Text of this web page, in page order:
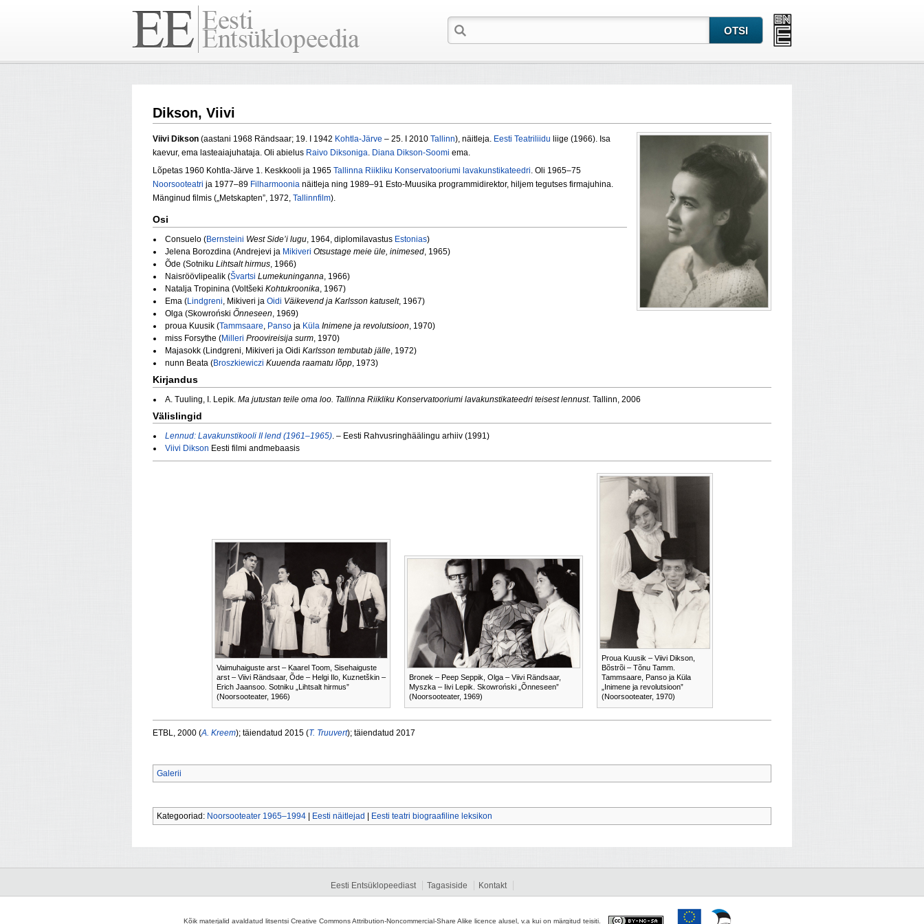
Dikson, Viivi
Viivi Dikson (aastani 1968 Rändsaar; 19. I 1942 Kohtla-Järve – 25. I 2010 Tallinn), näitleja. Eesti Teatriliidu liige (1966). Isa
kaevur, ema lasteaiajuhataja. Oli abielus Raivo Diksoniga. Diana Dikson-Soomi ema.
Lõpetas 1960 Kohtla-Järve 1. Keskkooli ja 1965 Tallinna Riikliku Konservatooriumi lavakunstikateedri. Oli 1965–75
Noorsooteatri ja 1977–89 Filharmoonia näitleja ning 1989–91 Esto-Muusika programmidirektor, hiljem tegutses firmajuhina.
Mänginud filmis („Metskapten”, 1972, Tallinnfilm).
Osi
Consuelo (Bernsteini West Side’i lugu, 1964, diplomilavastus Estonias)
Jelena Borozdina (Andrejevi ja Mikiveri Otsustage meie üle, inimesed, 1965)
Õde (Sotniku Lihtsalt hirmus, 1966)
Naisröövlipealik (Švartsi Lumekuninganna, 1966)
Natalja Tropinina (Voltšeki Kohtukroonika, 1967)
Ema (Lindgreni, Mikiveri ja Oidi Väikevend ja Karlsson katuselt, 1967)
Olga (Skowroński Õnneseen, 1969)
proua Kuusik (Tammsaare, Panso ja Küla Inimene ja revolutsioon, 1970)
miss Forsythe (Milleri Proovireisija surm, 1970)
Majasokk (Lindgreni, Mikiveri ja Oidi Karlsson tembutab jälle, 1972)
nunn Beata (Broszkiewiczi Kuuenda raamatu lõpp, 1973)
Kirjandus
A. Tuuling, I. Lepik. Ma jutustan teile oma loo. Tallinna Riikliku Konservatooriumi lavakunstikateedri teisest lennust. Tallinn, 2006
Välislingid
Lennud: Lavakunstikooli II lend (1961–1965). – Eesti Rahvusringhäälingu arhiiv (1991)
Viivi Dikson Eesti filmi andmebaasis
Vaimuhaiguste arst – Kaarel Toom, Sisehaiguste
arst – Viivi Rändsaar, Õde – Helgi Ilo, Kuznetškin –
Erich Jaansoo. Sotniku „Lihtsalt hirmus”
(Noorsooteater, 1966)
Bronek – Peep Seppik, Olga – Viivi Rändsaar,
Myszka – Iivi Lepik. Skowroński „Õnneseen”
(Noorsooteater, 1969)
Proua Kuusik – Viivi Dikson,
Bõstrõi – Tõnu Tamm.
Tammsaare, Panso ja Küla
„Inimene ja revolutsioon”
(Noorsooteater, 1970)
ETBL, 2000 (A. Kreem); täiendatud 2015 (T. Truuvert); täiendatud 2017
Galerii
Kategooriad: Noorsooteater 1965–1994 Eesti näitlejad Eesti teatri biograafiline leksikon
Eesti Entsüklopeediast Tagasiside Kontakt
Kõik materjalid avaldatud litsentsi Creative Commons Attribution-Noncommercial-Share Alike licence alusel, v.a kui on märgitud teisiti.